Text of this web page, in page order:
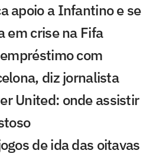
apoio a Infantino e se
em crise na Fifa
com
diz jornalista
United: onde assistir
de ida das oitavas